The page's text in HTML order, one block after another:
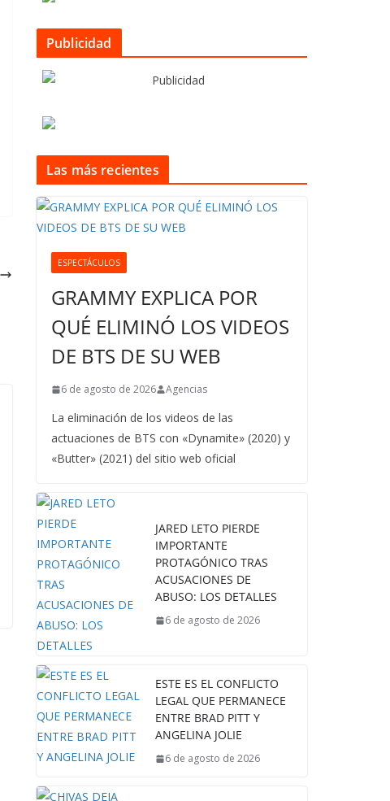
Publicidad
Las más recientes
ESPECTÁCULOS
GRAMMY EXPLICA POR
QUÉ ELIMINÓ LOS VIDEOS
DE BTS DE SU WEB
6 de agosto de 2026 Agencias
La eliminación de los videos de las
actuaciones de BTS con «Dynamite» (2020) y
«Butter» (2021) del sitio web oficial
JARED LETO PIERDE
IMPORTANTE
PROTAGÓNICO TRAS
ACUSACIONES DE
ABUSO: LOS DETALLES
6 de agosto de 2026
ESTE ES EL CONFLICTO
LEGAL QUE PERMANECE
ENTRE BRAD PITT Y
ANGELINA JOLIE
6 de agosto de 2026